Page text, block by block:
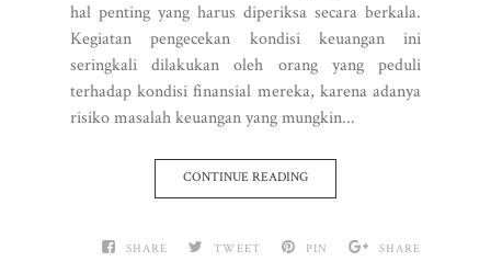
hal penting yang harus diperiksa secara berkala.
Kegiatan pengecekan kondisi keuangan ini
seringkali dilakukan oleh orang yang peduli
terhadap kondisi finansial mereka, karena adanya
risiko masalah keuangan yang mungkin...
CONTINUE READING
SHARE TWEET PIN SHARE